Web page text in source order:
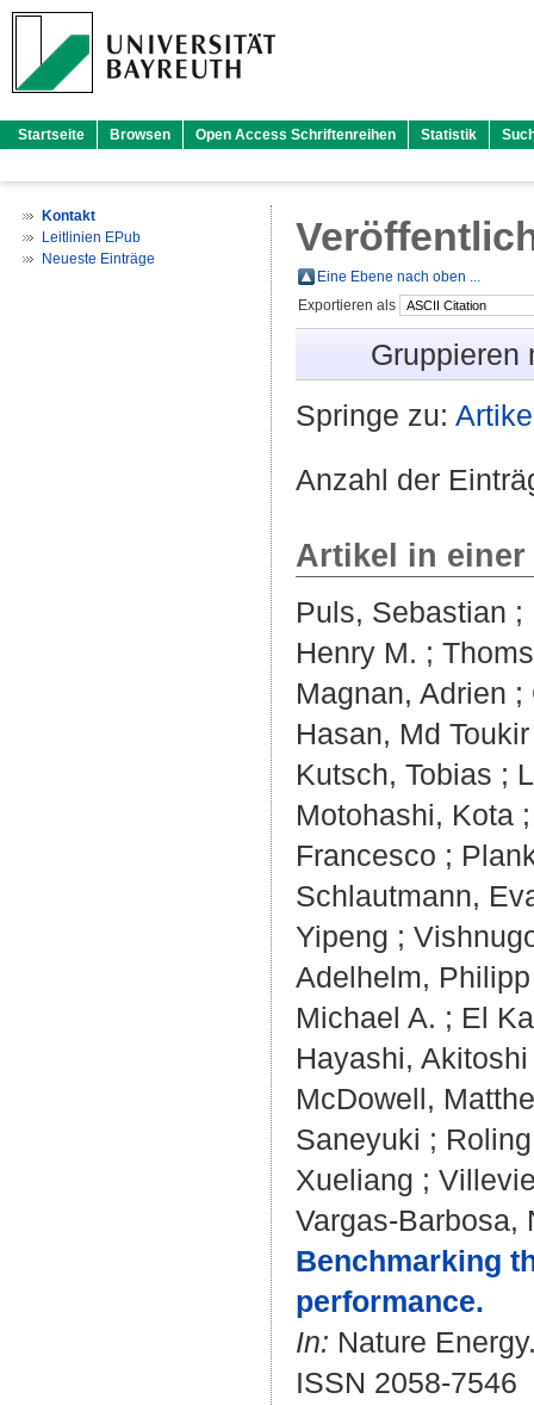
Startseite Browsen Open Access Schriftenreihen Statistik
Kontakt
Leitlinien EPub
Neueste Einträge
Eine Ebene nach oben ...
Exportieren als
Gruppieren
Springe zu:
Anzahl der
Artikel in
Puls, Sebastian ;
Henry M. ;
Magnan, Adrien ;
Hasan, Md Toukir
Kutsch, Tobias ;
Motohashi, Kota
Francesco ;
Schlautmann,
Yipeng ;
Adelhelm, Philipp
Michael A. ; El
Hayashi, Akitoshi
McDowell,
Saneyuki ;
Xueliang ;
Vargas-Barbosa,
Benchmarking
performance.
In: Nature
ISSN 2058-7546